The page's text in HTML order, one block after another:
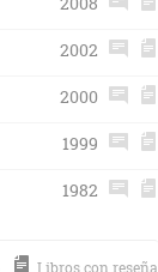
2002
2000
1999
1982
Libros con reseña